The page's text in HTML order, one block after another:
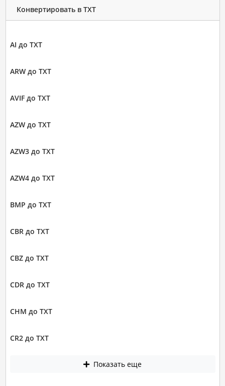
Конвертировать в TXT
AI до TXT
ARW до TXT
AVIF до TXT
AZW до TXT
AZW3 до TXT
AZW4 до TXT
BMP до TXT
CBR до TXT
CBZ до TXT
CDR до TXT
CHM до TXT
CR2 до TXT
Показать еще